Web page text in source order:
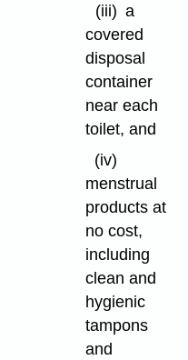
(iii) a
covered
disposal
container
near each
toilet, and
(iv)
menstrual
products at
no cost,
including
clean and
hygienic
tampons
and